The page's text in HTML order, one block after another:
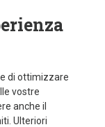
di ottimizzare
vostre
anche il
Ulteriori